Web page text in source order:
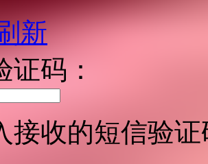
新
证码：
接收的短信验证